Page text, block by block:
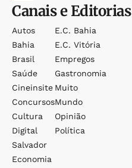
Canais e Editorias
Autos
Bahia
Brasil
Saúde
Cineinsite
Concursos
Cultura
Digital
Salvador
Economia
E.c. Bahia
E.c. Vitória
Empregos
Gastronomia
Muito
Mundo
Opinião
Política